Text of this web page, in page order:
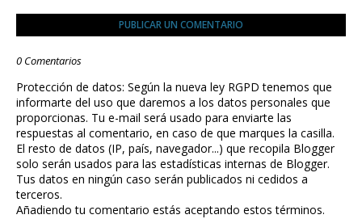
PUBLICAR UN COMENTARIO
0 Comentarios
Protección de datos: Según la nueva ley RGPD tenemos que
informarte del uso que daremos a los datos personales que
proporcionas. Tu e-mail será usado para enviarte las
respuestas al comentario, en caso de que marques la casilla.
El resto de datos (IP, país, navegador...) que recopila Blogger
solo serán usados para las estadísticas internas de Blogger.
Tus datos en ningún caso serán publicados ni cedidos a
terceros.
Añadiendo tu comentario estás aceptando estos términos.